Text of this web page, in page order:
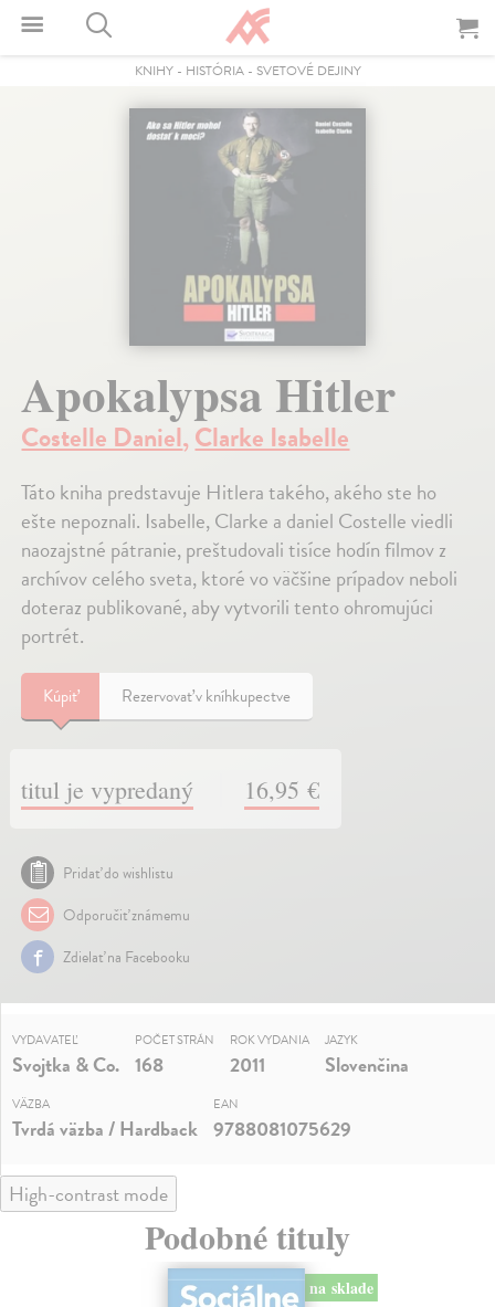
KNIHY- HISTÓRIA- SVETOVÉ DEJINY
Apokalypsa Hitler
Costelle Daniel,Clarke Isabelle
Táto kniha predstavuje Hitlera takého, akého ste ho
ešte nepoznali. Isabelle, Clarke a daniel Costelle viedli
naozajstné pátranie, preštudovali tisíce hodín filmov z
archívov celého sveta, ktoré vo väčšine prípadov neboli
doteraz publikované, aby vytvorili tento ohromujúci
portrét.
Kúpiť Rezervovať v kníhkupectve
titul je vypredaný 16,95 €
Pridať do wishlistu
Odporučiť známemu
Zdielať na Facebooku
VYDAVATEĽ
Svojtka & Co.
POČET STRÁN
168
ROK VYDANIA
2011
JAZYK
Slovenčina
VÄZBA
Tvrdá väzba / Hardback
EAN
9788081075629
High-contrast mode
Podobné tituly
na sklade